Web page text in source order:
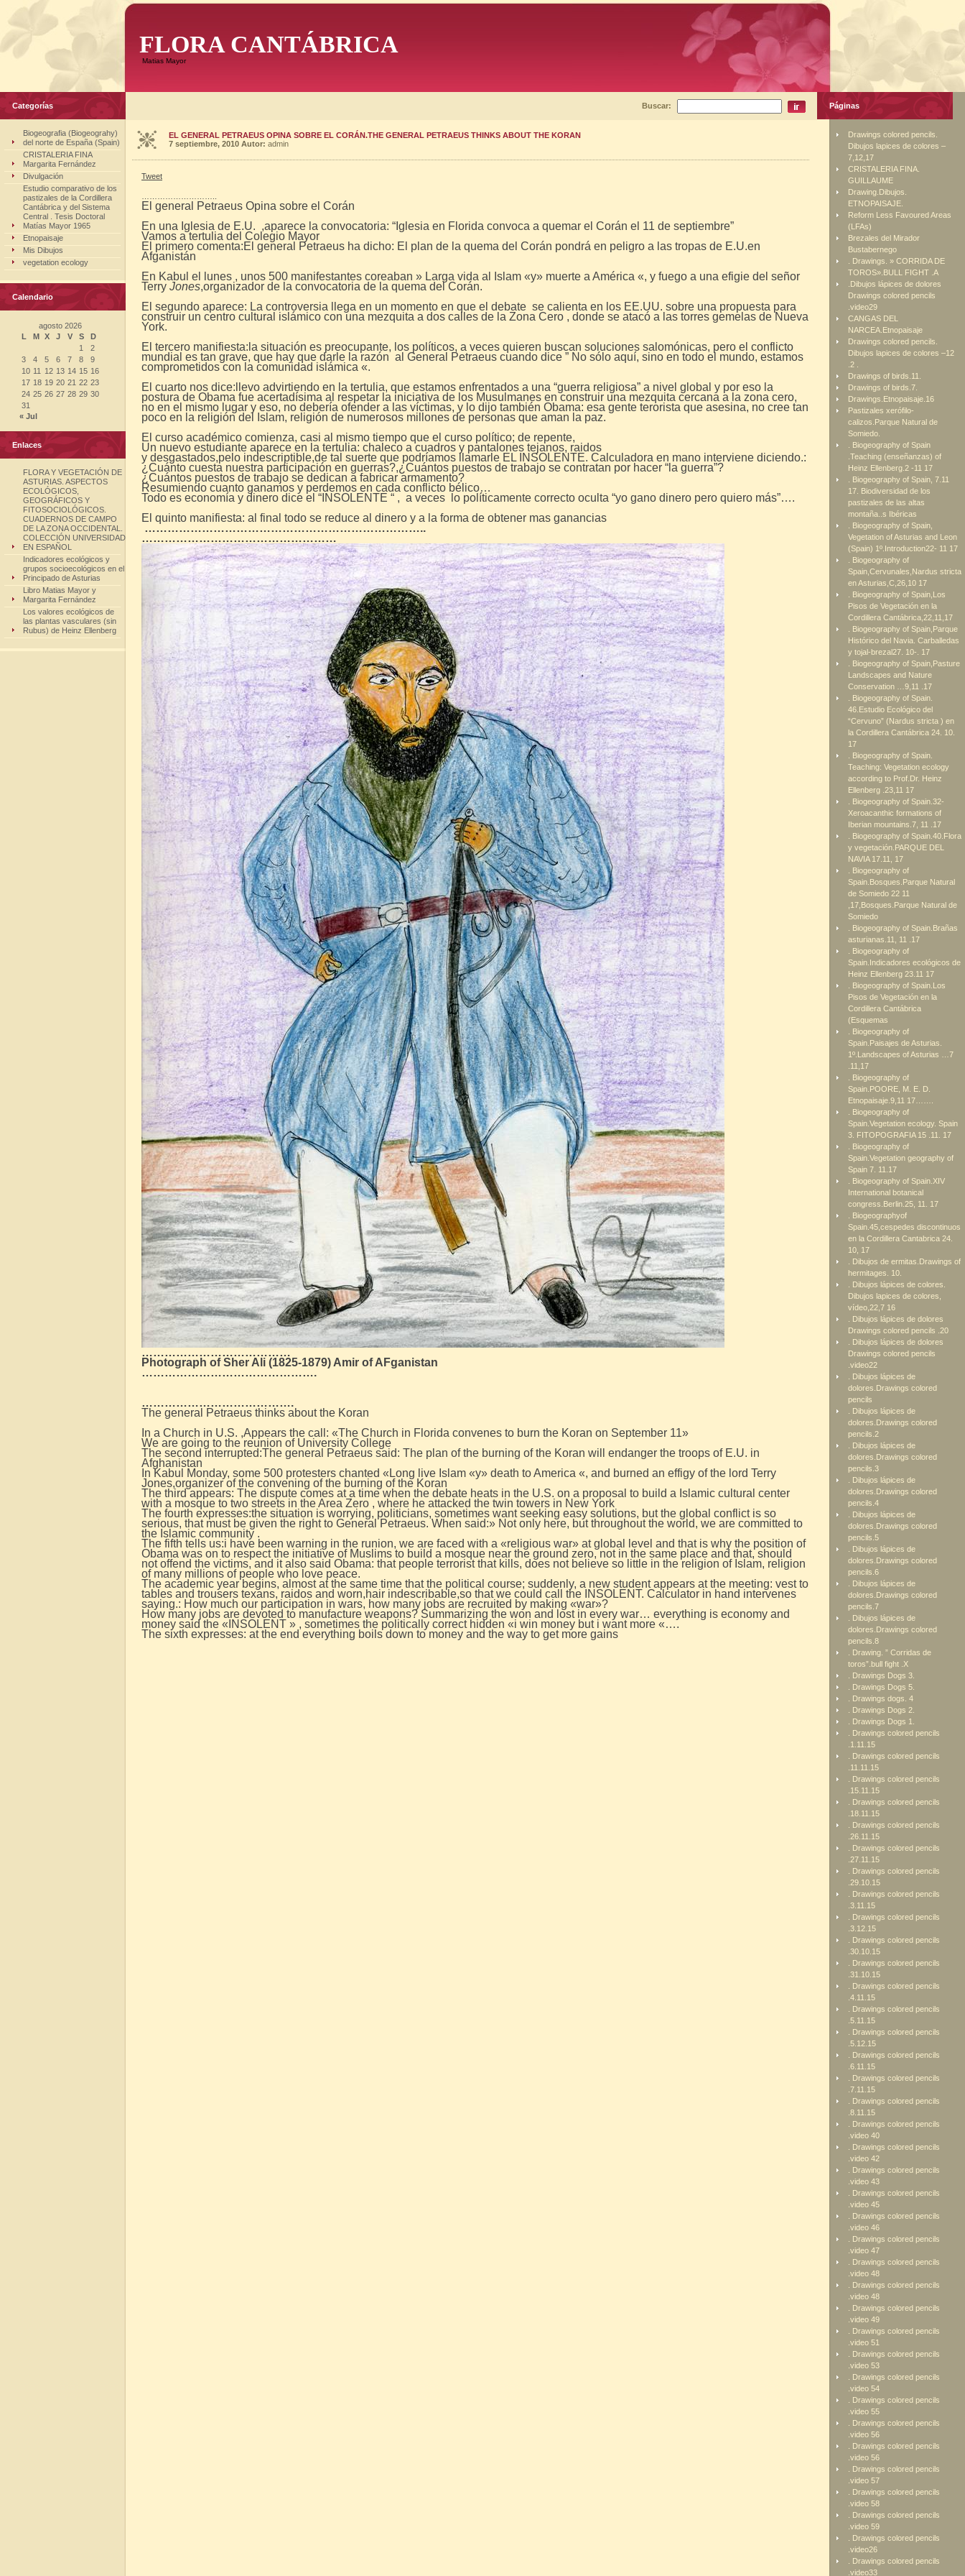
FLORA CANTÁBRICA
Matias Mayor
Categorías
Biogeografia (Biogeograhy)
del norte de España (Spain)
CRISTALERIA FINA
Margarita Fernández
Divulgación
Estudio comparativo de los
pastizales de la Cordillera
Cantábrica y del Sistema
Central . Tesis Doctoral
Matías Mayor 1965
Etnopaisaje
Mis Dibujos
vegetation ecology
Calendario
agosto 2026
L
M X J V S
D
1
2
3
4 5 6 7 8
9
10 11 12 13 14 15 16
17 18 19 20 21 22 23
24 25 26 27 28 29 30
31
« Jul
Enlaces
FLORA Y VEGETACIÓN DE
ASTURIAS. ASPECTOS
ECOLÓGICOS,
GEOGRÁFICOS Y
FITOSOCIOLÓGICOS.
CUADERNOS DE CAMPO
DE LA ZONA OCCIDENTAL.
COLECCIÓN UNIVERSIDAD
EN ESPAÑOL
Indicadores ecológicos y
grupos socioecológicos en el
Principado de Asturias
Libro Matias Mayor y
Margarita Fernández
Los valores ecológicos de
las plantas vasculares (sin
Rubus) de Heinz Ellenberg
Buscar:
EL GENERAL PETRAEUS OPINA SOBRE EL CORÁN.THE GENERAL PETRAEUS THINKS ABOUT THE KORAN
7 septiembre, 2010 Autor: admin
Tweet
El general Petraeus Opina sobre el Corán
En una Iglesia de E.U. ,aparece la convocatoria: “Iglesia en Florida convoca a quemar el Corán el 11 de septiembre”
Vamos a tertulia del Colegio Mayor
El primero comenta:El general Petraeus ha dicho: El plan de la quema del Corán pondrá en peligro a las tropas de E.U.en
Afganistán
En Kabul el lunes , unos 500 manifestantes coreaban » Larga vida al Islam «y» muerte a América «, y fuego a una efigie del señor
Terry Jones,organizador de la convocatoria de la quema del Corán.
El segundo aparece: La controversia llega en un momento en que el debate se calienta en los EE.UU. sobre una propuesta para
construir un centro cultural islámico con una mezquita a dos calles de la Zona Cero , donde se atacó a las torres gemelas de Nueva
York.
El tercero manifiesta:la situación es preocupante, los políticos, a veces quieren buscan soluciones salomónicas, pero el conflicto
mundial es tan grave, que hay que darle la razón al General Petraeus cuando dice ” No sólo aquí, sino en todo el mundo, estamos
comprometidos con la comunidad islámica «.
El cuarto nos dice:llevo advirtiendo en la tertulia, que estamos enfrentados a una “guerra religiosa” a nivel global y por eso la
postura de Obama fue acertadísima al respetar la iniciativa de los Musulmanes en construir una mezquita cercana a la zona cero,
no en el mismo lugar y eso, no debería ofender a las víctimas, y lo dijo también Obama: esa gente terorista que asesina, no cree tan
poco en la religión del Islam, religión de numerosos millones de personas que aman la paz.
El curso académico comienza, casi al mismo tiempo que el curso político; de repente,
Un nuevo estudiante aparece en la tertulia: chaleco a cuadros y pantalones tejanos, raidos
y desgastados,pelo indescriptible,de tal suerte que podríamos llamarle EL INSOLENTE. Calculadora en mano interviene diciendo.:
¿Cuánto cuesta nuestra participación en guerras?,¿Cuántos puestos de trabajo se contratan por hacer “la guerra”?
¿Cuántos puestos de trabajo se dedican a fabricar armamento?
Resumiendo cuanto ganamos y perdemos en cada conflicto bélico…
Todo es economía y dinero dice el “INSOLENTE “ , a veces lo políticamente correcto oculta “yo gano dinero pero quiero más”….
El quinto manifiesta: al final todo se reduce al dinero y a la forma de obtener mas ganancias
………………………………………………………………..
……………………………………………
…………………………………
Photograph of Sher Ali (1825-1879) Amir of AFganistan
……………………………………….
………………………………….
The general Petraeus thinks about the Koran
In a Church in U.S. ,Appears the call: «The Church in Florida convenes to burn the Koran on September 11»
We are going to the reunion of University College
The second interrupted:The general Petraeus said: The plan of the burning of the Koran will endanger the troops of E.U. in
Afghanistan
In Kabul Monday, some 500 protesters chanted «Long live Islam «y» death to America «, and burned an effigy of the lord Terry
Jones,organizer of the convening of the burning of the Koran
The third appears: The dispute comes at a time when the debate heats in the U.S. on a proposal to build a Islamic cultural center
with a mosque to two streets in the Area Zero , where he attacked the twin towers in New York
The fourth expresses:the situation is worrying, politicians, sometimes want seeking easy solutions, but the global conflict is so
serious, that must be given the right to General Petraeus. When said:» Not only here, but throughout the world, we are committed to
the Islamic community .
The fifth tells us:i have been warning in the runion, we are faced with a «religious war» at global level and that is why the position of
Obama was on to respect the initiative of Muslims to build a mosque near the ground zero, not in the same place and that, should
not offend the victims, and it also said Obama: that people terrorist that kills, does not believe so little in the religion of Islam, religion
of many millions of people who love peace.
The academic year begins, almost at the same time that the political course; suddenly, a new student appears at the meeting: vest to
tables and trousers texans, raidos and worn,hair indescribable,so that we could call the INSOLENT. Calculator in hand intervenes
saying.: How much our participation in wars, how many jobs are recruited by making «war»?
How many jobs are devoted to manufacture weapons? Summarizing the won and lost in every war… everything is economy and
money said the «INSOLENT » , sometimes the politically correct hidden «i win money but i want more «….
The sixth expresses: at the end everything boils down to money and the way to get more gains
Páginas
Drawings colored pencils.
Dibujos lapices de colores –
7,12,17
CRISTALERIA FINA.
GUILLAUME
Drawing.Dibujos.
ETNOPAISAJE.
Reform Less Favoured Areas
(LFAs)
Brezales del Mirador
Bustabernego
. Drawings. » CORRIDA DE
TOROS».BULL FIGHT .A
.Dibujos lápices de dolores
Drawings colored pencils
.video29
CANGAS DEL
NARCEA.Etnopaisaje
Drawings colored pencils.
Dibujos lapices de colores –12
.2 .
Drawings of birds.11.
Drawings of birds.7.
Drawings.Etnopaisaje.16
Pastizales xerófilo-
calizos.Parque Natural de
Somiedo.
. Biogeography of Spain
.Teaching (enseñanzas) of
Heinz Ellenberg.2 -11 17
. Biogeography of Spain, 7.11
17. Biodiversidad de los
pastizales de las altas
montaña..s Ibéricas
. Biogeography of Spain,
Vegetation of Asturias and Leon
(Spain) 1º.Introduction22- 11 17
. Biogeography of
Spain,Cervunales,Nardus stricta
en Asturias,C,26,10 17
. Biogeography of Spain,Los
Pisos de Vegetación en la
Cordillera Cantábrica,22,11,17
. Biogeography of Spain,Parque
Histórico del Navia. Carballedas
y tojal-brezal27. 10-. 17
. Biogeography of Spain,Pasture
Landscapes and Nature
Conservation …9,11 .17
. Biogeography of Spain.
46.Estudio Ecológico del
“Cervuno” (Nardus stricta ) en
la Cordillera Cantábrica 24. 10.
17
. Biogeography of Spain.
Teaching: Vegetation ecology
according to Prof.Dr. Heinz
Ellenberg .23,11 17
. Biogeography of Spain.32-
Xeroacanthic formations of
Iberian mountains.7, 11 .17
. Biogeography of Spain.40.Flora
y vegetación.PARQUE DEL
NAVIA 17.11, 17
. Biogeography of
Spain.Bosques.Parque Natural
de Somiedo 22 11
,17,Bosques.Parque Natural de
Somiedo
. Biogeography of Spain.Brañas
asturianas.11, 11 .17
. Biogeography of
Spain.Indicadores ecológicos de
Heinz Ellenberg 23.11 17
. Biogeography of Spain.Los
Pisos de Vegetación en la
Cordillera Cantábrica
(Esquemas
. Biogeography of
Spain.Paisajes de Asturias.
1º.Landscapes of Asturias …7
.11,17
. Biogeography of
Spain.POORE, M. E. D.
Etnopaisaje.9,11 17…….
. Biogeography of
Spain.Vegetation ecology. Spain
3. FITOPOGRAFIA 15 .11. 17
. Biogeography of
Spain.Vegetation geography of
Spain 7. 11.17
. Biogeography of Spain.XIV
International botanical
congress.Berlin.25, 11. 17
. Biogeographyof
Spain.45,cespedes discontinuos
en la Cordillera Cantabrica 24.
10, 17
. Dibujos de ermitas.Drawings of
hermitages. 10.
. Dibujos lápices de colores.
Dibujos lapices de colores,
vídeo,22,7 16
. Dibujos lápices de dolores
Drawings colored pencils .20
. Dibujos lápices de dolores
Drawings colored pencils
.video22
. Dibujos lápices de
dolores.Drawings colored
pencils
. Dibujos lápices de
dolores.Drawings colored
pencils.2
. Dibujos lápices de
dolores.Drawings colored
pencils.3
. Dibujos lápices de
dolores.Drawings colored
pencils.4
. Dibujos lápices de
dolores.Drawings colored
pencils.5
. Dibujos lápices de
dolores.Drawings colored
pencils.6
. Dibujos lápices de
dolores.Drawings colored
pencils.7
. Dibujos lápices de
dolores.Drawings colored
pencils.8
. Drawing. ” Corridas de
toros”.bull fight .X
. Drawings Dogs 3.
. Drawings Dogs 5.
. Drawings dogs. 4
. Drawings Dogs 2.
. Drawings Dogs 1.
. Drawings colored pencils
.1.11.15
. Drawings colored pencils
.11.11.15
. Drawings colored pencils
.15.11.15
. Drawings colored pencils
.18.11.15
. Drawings colored pencils
.26.11.15
. Drawings colored pencils
.27.11.15
. Drawings colored pencils
.29.10.15
. Drawings colored pencils
.3.11.15
. Drawings colored pencils
.3.12.15
. Drawings colored pencils
.30.10.15
. Drawings colored pencils
.31.10.15
. Drawings colored pencils
.4.11.15
. Drawings colored pencils
.5.11.15
. Drawings colored pencils
.5.12.15
. Drawings colored pencils
.6.11.15
. Drawings colored pencils
.7.11.15
. Drawings colored pencils
.8.11.15
. Drawings colored pencils
.video 40
. Drawings colored pencils
.video 42
. Drawings colored pencils
.video 43
. Drawings colored pencils
.video 45
. Drawings colored pencils
.video 46
. Drawings colored pencils
.video 47
. Drawings colored pencils
.video 48
. Drawings colored pencils
.video 48
. Drawings colored pencils
.video 49
. Drawings colored pencils
.video 51
. Drawings colored pencils
.video 53
. Drawings colored pencils
.video 54
. Drawings colored pencils
.video 55
. Drawings colored pencils
.video 56
. Drawings colored pencils
.video 56
. Drawings colored pencils
.video 57
. Drawings colored pencils
.video 58
. Drawings colored pencils
.video 59
. Drawings colored pencils
.video26
. Drawings colored pencils
.video33